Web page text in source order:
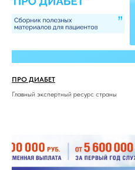
ПРО ДИАБЕТ
Главный экспертный ресурс страны